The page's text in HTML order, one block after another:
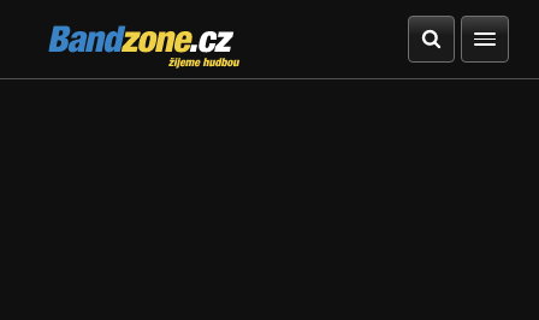
Bandzone.cz
žijeme hudbou